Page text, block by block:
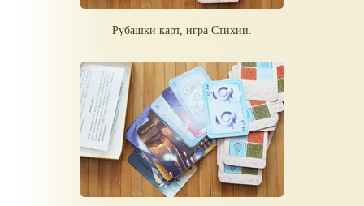
Рубашки карт, игра Стихии.